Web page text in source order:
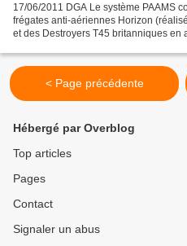
17/06/2011 DGA Le système PAAMS
frégates anti-aériennes Horizon
et des Destroyers T45 britanniques en
< Page précédente
Hébergé par Overblog
Top articles
Pages
Contact
Signaler un abus